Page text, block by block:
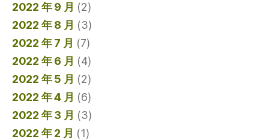
2022 年 9 月 (2)
2022 年 8 月 (3)
2022 年 7 月 (7)
2022 年 6 月 (4)
2022 年 5 月 (2)
2022 年 4 月 (6)
2022 年 3 月 (3)
2022 年 2 月 (1)